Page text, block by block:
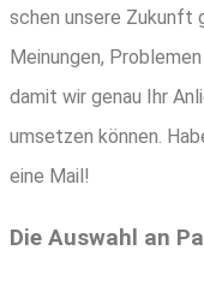
schen unse­re Zukunft
Mei­nun­gen,
damit wir genau Ihr
umset­zen kön­nen.
eine Mail!
Die Aus­wahl an